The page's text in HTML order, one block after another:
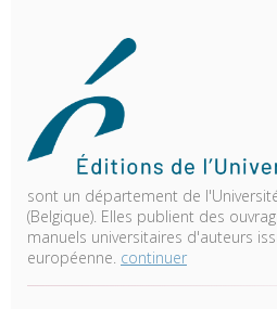
sont un département de
(Belgique). Elles publient des
manuels universitaires d'auteurs
européenne. continuer